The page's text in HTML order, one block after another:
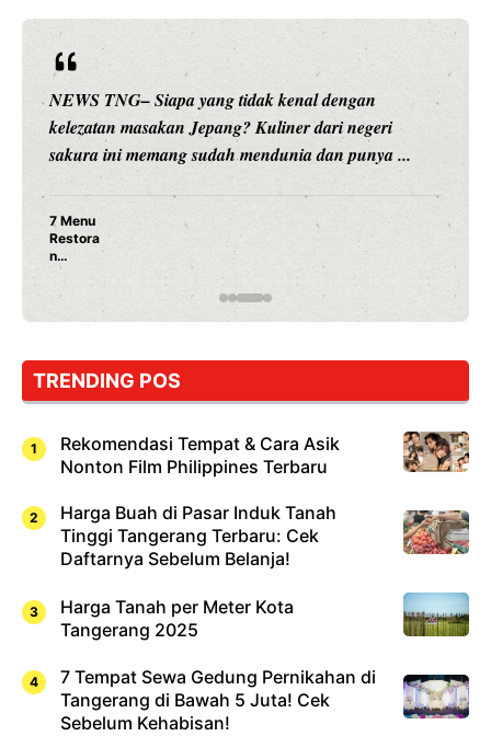
NEWS TNG– Siapa sangka, dua nama besar di
hiburan, Nunung Srimulat dan Vicky Prasetyo, kini
merambah dunia kuliner dengan ...
Nunung Srimulat & Vicky Prasetyo Buka Restoran
Rahasia Mami Bikin Nagih!
TRENDING POS
Rekomendasi Tempat & Cara Asik
Nonton Film Philippines Terbaru
Harga Buah di Pasar Induk Tanah
Tinggi Tangerang Terbaru: Cek
Daftarnya Sebelum Belanja!
Harga Tanah per Meter Kota
Tangerang 2025
7 Tempat Sewa Gedung Pernikahan di
Tangerang di Bawah 5 Juta! Cek
Sebelum Kehabisan!